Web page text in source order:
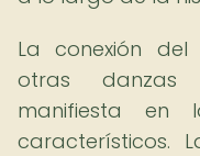
La conexión
otras danzas
manifiesta en
característicos.